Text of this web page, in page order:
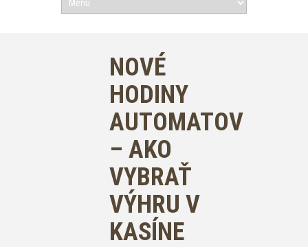
NOVÉ
HODINY
AUTOMATOV
– AKO
VYBRAŤ
VÝHRU V
KASÍNE